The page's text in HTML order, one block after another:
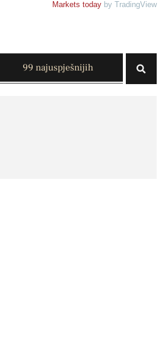
Markets today by TradingView
99 najuspješnijih